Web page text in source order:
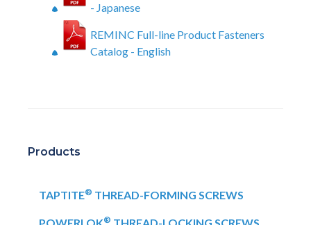
- Japanese
REMINC Full-line Product Fasteners
Catalog - English
Products
TAPTITE® THREAD-FORMING SCREWS
®